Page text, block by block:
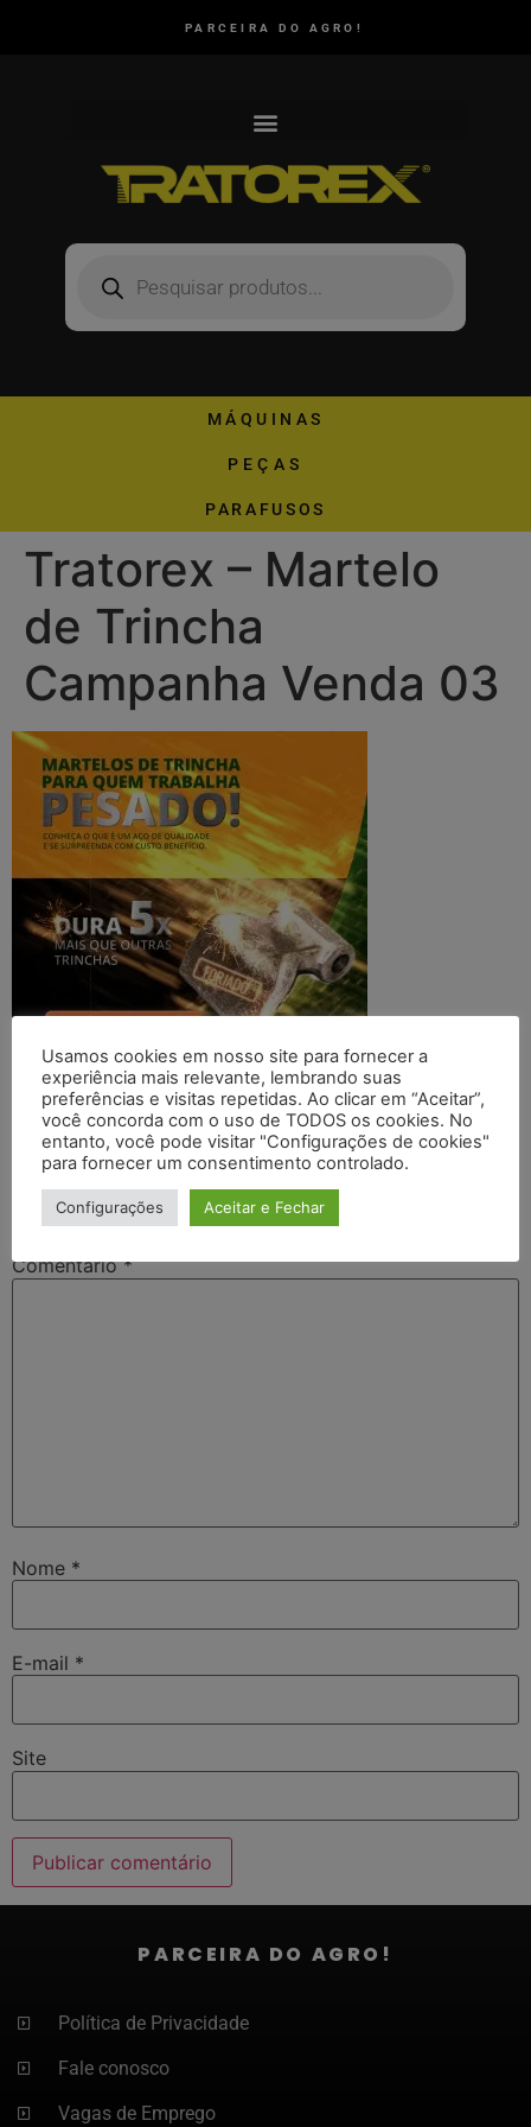
PARCEIRA DO AGRO!
MÁQUINAS
PEÇAS
PARAFUSOS
Tratorex – Martelo
de Trincha
Campanha Venda 03
Deixe um comentário
O seu endereço de e-mail não será publicado.
obrigatórios são marcados com*
Comentário*
Nome *
E-mail *
Site
PARCEIRA DO AGRO!
Política de Privacidade
Fale conosco
Vagas de Emprego
Usamos cookies em nosso site para fornecer a
experiência mais relevante, lembrando suas
preferências e visitas repetidas. Ao clicar em “Aceitar”,
você concorda com o uso de TODOS os cookies. No
entanto, você pode visitar "Configurações de cookies"
para fornecer um consentimento controlado.
Configurações Aceitar e Fechar